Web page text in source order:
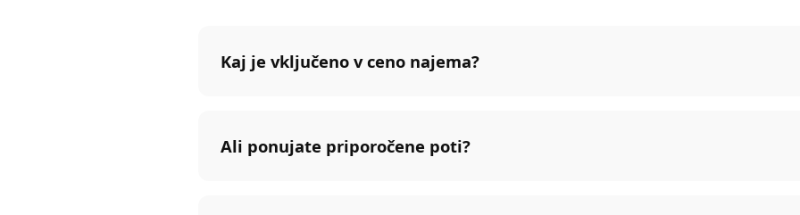
Kaj je vključeno v ceno najema?
Ali ponujate priporočene poti?